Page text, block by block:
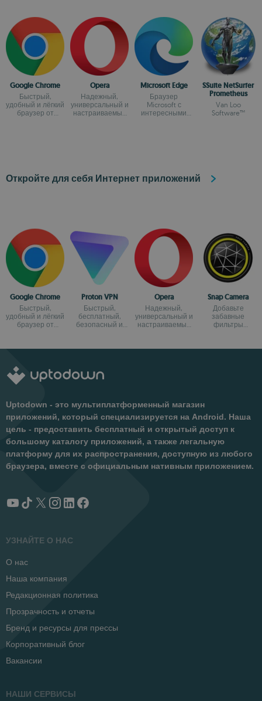
Google Chrome
Быстрый,
удобный и лёгкий
браузер от
Opera
Надежный,
универсальный и
настраиваемый
Microsoft Edge
Браузер
Microsoft с
интересными
SSuite NetSurfer
Prometheus
Van Loo
Software™
Откройте для себя Интернет приложений
Google Chrome
Быстрый,
удобный и лёгкий
браузер от
Proton VPN
Быстрый,
бесплатный,
безопасный и
Opera
Надежный,
универсальный и
настраиваемый
Snap Camera
Добавьте
забавные
фильтры
ПК
Uptodown - это мультиплатформенный магазин
приложений, который специализируется на Android. Наша
цель - предоставить бесплатный и открытый доступ к
большому каталогу приложений, а также легальную
платформу для их распространения, доступную из любого
браузера, вместе с официальным нативным приложением.
УЗНАЙТЕ О НАС
О нас
Наша компания
Редакционная политика
Прозрачность и отчеты
Бренд и ресурсы для прессы
Корпоративный блог
Вакансии
НАШИ СЕРВИСЫ